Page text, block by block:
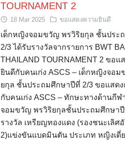
TOURNAMENT 2
18 Mar 2025 ขอแสดงความยินดี
เด็กหญิงจอมขวัญ พรวิริยกุล ชั้นประ
2/3 ได้รับรางวัลจากรายการ BWT
THAILAND TOURNAMENT 2 ขอแ
ยินดีกับคนเก่ง ASCS – เด็กหญิงจอม
ยกุล ชั้นประถมศึกษาปีที่ 2/3 ขอแสด
กับคนเก่ง ASCS – ทักษะทางด้านกีฬ
จอมขวัญ พรวิริยกุลชั้นประถมศึกษาปี
รางวัล เหรียญทองแดง (รองชนะเลิศ
2)แข่งขันแบดมินตัน ประเภท หญิงเดี่